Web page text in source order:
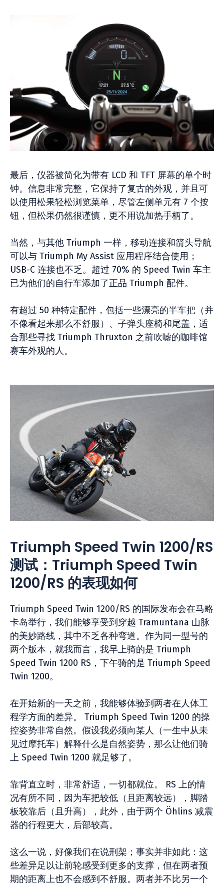
最后，仪器被简化为带有 LCD 和 TFT 屏幕的单个时
钟。信息非常完整，它保持了复古的外观，并且可
以使用松果轻松浏览菜单，尽管左侧单元有 7 个按
钮，但松果仍然很谨慎，更不用说加热手柄了。
当然，与其他 Triumph 一样，移动连接和箭头导航
可以与 Triumph My Assist 应用程序结合使用；
USB-C 连接也不乏。超过 70% 的 Speed Twin 车主
已为他们的自行车添加了正品 Triumph 配件。
有超过 50 种特定配件，包括一些漂亮的半车把（并
不像看起来那么不舒服）、子弹头座椅和尾盖，适
合那些寻找 Triumph Thruxton 之前吹嘘的咖啡馆
赛车外观的人。
Triumph Speed Twin 1200/RS
测试：Triumph Speed Twin
1200/RS 的表现如何
Triumph Speed Twin 1200/RS 的国际发布会在马略
卡岛举行，我们能够享受到穿越 Tramuntana 山脉
的美妙路线，其中不乏各种弯道。作为同一型号的
两个版本，就我而言，我早上骑的是 Triumph
Speed Twin 1200 RS，下午骑的是 Triumph Speed
Twin 1200。
在开始新的一天之前，我能够体验到两者在人体工
程学方面的差异。 Triumph Speed Twin 1200 的操
控姿势非常自然。假设我必须向某人（一生中从未
见过摩托车）解释什么是自然姿势，那么让他们骑
上 Speed Twin 1200 就足够了。
靠背直立时，非常舒适，一切都就位。 RS 上的情
况有所不同，因为车把较低（且距离较远），脚踏
板较靠后（且升高），此外，由于两个 Öhlins 减震
器的行程更大，后部较高。
这么一说，好像我们在说刑架；事实并非如此：这
些差异足以让前轮感受到更多的支撑，但在两者预
期的距离上也不会感到不舒服。两者并不比另一个